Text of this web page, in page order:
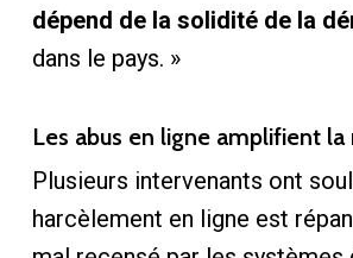
dépend de la solidité de la
dans le pays. »
Les abus en ligne amplifient la
Plusieurs intervenants ont
harcèlement en ligne est